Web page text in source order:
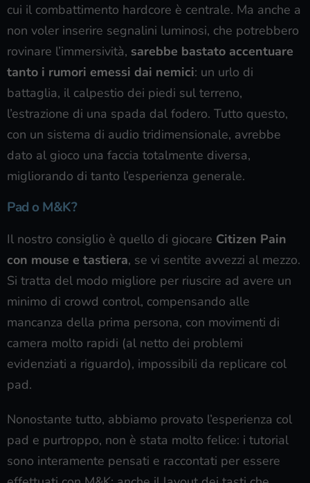
cui il combattimento hardcore è centrale. Ma anche a
non voler inserire segnalini luminosi, che potrebbero
rovinare l’immersività, sarebbe bastato accentuare
tanto i rumori emessi dai nemici: un urlo di
battaglia, il calpestio dei piedi sul terreno,
l’estrazione di una spada dal fodero. Tutto questo,
con un sistema di audio tridimensionale, avrebbe
dato al gioco una faccia totalmente diversa,
migliorando di tanto l’esperienza generale.
Pad o M&K?
Il nostro consiglio è quello di giocare Citizen Pain
con mouse e tastiera, se vi sentite avvezzi al mezzo.
Si tratta del modo migliore per riuscire ad avere un
minimo di crowd control, compensando alle
mancanza della prima persona, con movimenti di
camera molto rapidi (al netto dei problemi
evidenziati a riguardo), impossibili da replicare col
pad.
Nonostante tutto, abbiamo provato l’esperienza col
pad e purtroppo, non è stata molto felice: i tutorial
sono interamente pensati e raccontati per essere